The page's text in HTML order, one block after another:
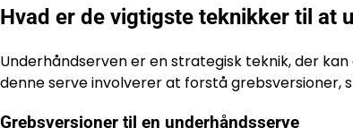
Hvad er de vigtigste teknikker til at
Underhåndserven er en strategisk teknik, der
denne serve involverer at forstå
Grebsversioner til en underhåndsserve